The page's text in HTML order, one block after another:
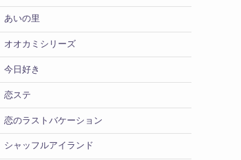
あいの里
オオカミシリーズ
今日好き
恋ステ
恋のラストバケーション
シャッフルアイランド